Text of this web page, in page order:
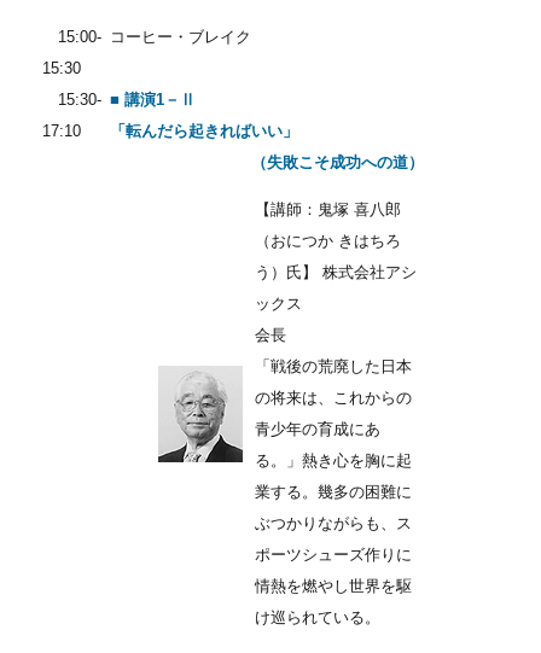
15:00-
15:30
コーヒー・ブレイク
15:30-
17:10
■ 講演1－Ⅱ
「転んだら起きればいい」
（失敗こそ成功への道）
【講師：鬼塚 喜八郎
（おにつか きはちろ
う）氏】 株式会社アシ
ックス
会長
「戦後の荒廃した日本
の将来は、これからの
青少年の育成にあ
る。」熱き心を胸に起
業する。幾多の困難に
ぶつかりながらも、ス
ポーツシューズ作りに
情熱を燃やし世界を駆
け巡られている。